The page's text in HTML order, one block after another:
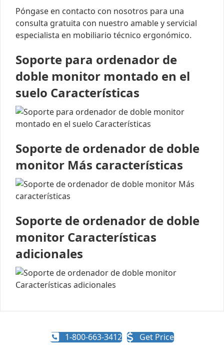
Póngase en contacto con nosotros para una
consulta gratuita con nuestro amable y servicial
especialista en mobiliario técnico ergonómico.
Soporte para ordenador de
doble monitor montado en el
suelo Características
Soporte de ordenador de doble
monitor Más características
Soporte de ordenador de doble
monitor Características
adicionales
1-800-663-3412 Get Price